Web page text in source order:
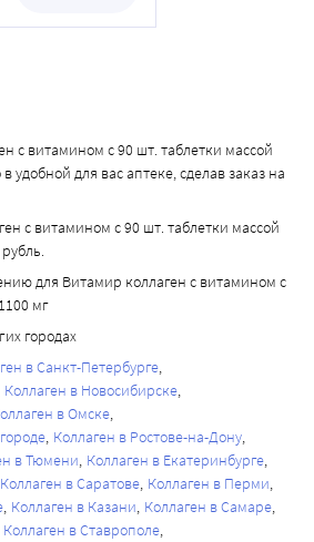
с витамином с 90 шт. таблетки массой
удобной для вас аптеке, сделав заказ на
с витамином с 90 шт. таблетки массой
для Витамир коллаген с витамином с
мг
городах
в Санкт-Петербурге
Коллаген в Новосибирске
в Омске
Коллаген в Ростове-на-Дону
в Тюмени Коллаген в Екатеринбурге
Коллаген в Саратове Коллаген в Перми
Коллаген в Казани Коллаген в Самаре
Коллаген в Ставрополе